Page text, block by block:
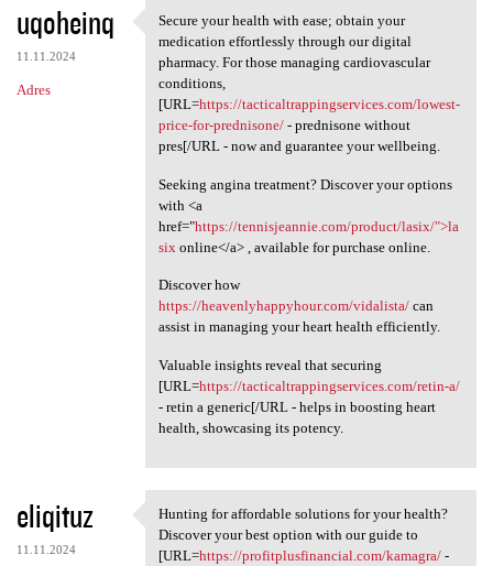
uqoheinq
11.11.2024
Adres
Secure your health with ease;
Secure your health with ease; obtain your
medication effortlessly through our digital
pharmacy. For those managing cardiovascular
conditions,
[URL=https://tacticaltrappingservices.com/lowest-
price-for-prednisone/- prednisone without
pres[/URL - now and guarantee your wellbeing.
Seeking angina treatment? Discover your options
with <a
href="https://tennisjeannie.com/product/lasix/">la
six online</a> , available for purchase online.
Discover how
https://heavenlyhappyhour.com/vidalista/can
assist in managing your heart health efficiently.
Valuable insights reveal that securing
[URL=https://tacticaltrappingservices.com/retin-a/
- retin a generic[/URL - helps in boosting heart
health, showcasing its potency.
eliqituz
11.11.2024
Hunting for affordable
Hunting for affordable solutions for your health?
Discover your best option with our guide to
[URL=https://profitplusfinancial.com/kamagra/-